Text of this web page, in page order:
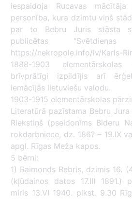
iespaidoja Rucavas mācītāja
personība, kura dzimtu viņš
par to Bebru Juris stāsta
publicētas
https://nekropole.info/lv/Karls-
1888-1903
brīvprātīgi izpildījis arī
iemācījās lietuviešu valodu.
1903-1915 elementārskolas
Literatūrā pazīstama Bebru
Riekstiņš (pseidonīms Bideru
rokdarbniece, dz. 186? – 19.IX
apgl. Rīgas Meža kapos.
5 bērni:
1) Raimonds Bebris, dzimis 16.
(kļūdainos datos 17.III 1891.)
miris 13.VI 1940. plkst. 9.30